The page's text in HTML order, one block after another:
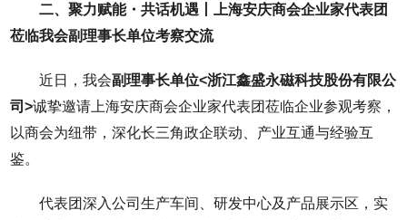
二、聚力赋能・共话机遇丨上海安庆商会企业家代表团
莅临我会副理事长单位考察交流
近日，我会副理事长单位<浙江鑫盛永磁科技股份有限公
司>诚挚邀请上海安庆商会企业家代表团莅临企业参观考察，
以商会为纽带，深化长三角政企联动、产业互通与经验互
鉴。
代表团深入公司生产车间、研发中心及产品展示区，实